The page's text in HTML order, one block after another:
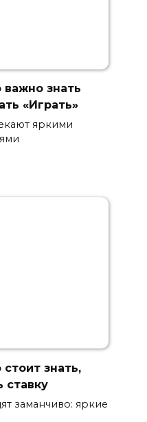
знать
«Играть»
яркими
знать,
заманчиво: яркие